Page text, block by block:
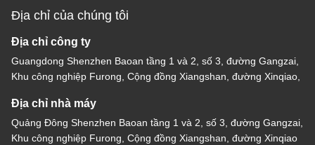
Địa chỉ của chúng tôi
Địa chỉ công ty
Guangdong Shenzhen Baoan tầng 1 và 2, số 3, đường Gangzai,
Khu công nghiệp Furong, Cộng đồng Xiangshan, đường Xinqiao,
Địa chỉ nhà máy
Quảng Đông Shenzhen Baoan tầng 1 và 2, số 3, đường Gangzai,
Khu công nghiệp Furong, Cộng đồng Xiangshan, đường Xinqiao